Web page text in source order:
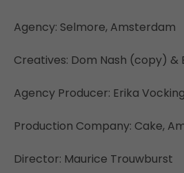
Agency: Selmore, Amsterdam
Creatives: Dom Nash (copy) &
Agency Producer: Erika Vocking
Production Company: Cake,
Director: Maurice Trouwburst